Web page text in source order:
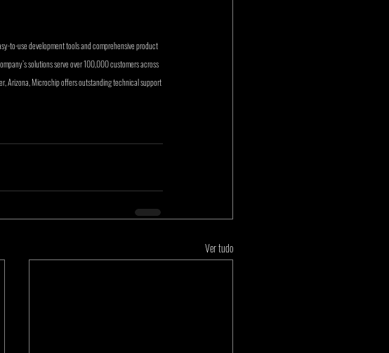
to-use development tools and comprehensive product
solutions serve over 100,000 customers across
Arizona, Microchip offers outstanding technical support
Ver tudo